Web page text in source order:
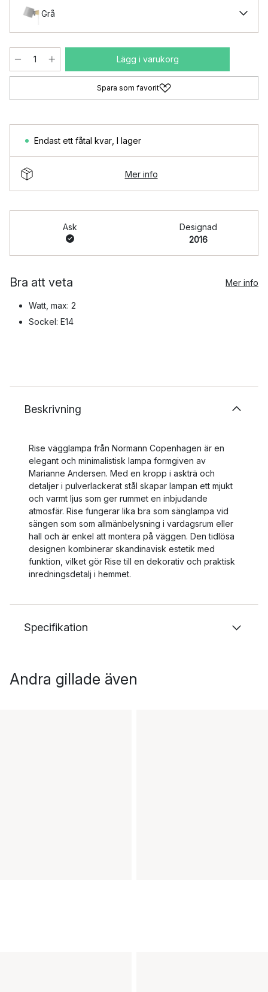
Grå
Lägg i varukorg
Spara som favorit
Endast ett fåtal kvar I lager
Mer info
Ask
Designad
2016
Bra att veta Mer info
Watt, max: 2
Sockel: E14
Beskrivning
Rise vägglampa från Normann Copenhagen är en
elegant och minimalistisk lampa formgiven av
Marianne Andersen. Med en kropp i askträ och
detaljer i pulverlackerat stål skapar lampan ett mjukt
och varmt ljus som ger rummet en inbjudande
atmosfär. Rise fungerar lika bra som sänglampa vid
sängen som som allmänbelysning i vardagsrum eller
hall och är enkel att montera på väggen. Den tidlösa
designen kombinerar skandinavisk estetik med
funktion, vilket gör Rise till en dekorativ och praktisk
inredningsdetalj i hemmet.
Specifikation
Andra gillade även